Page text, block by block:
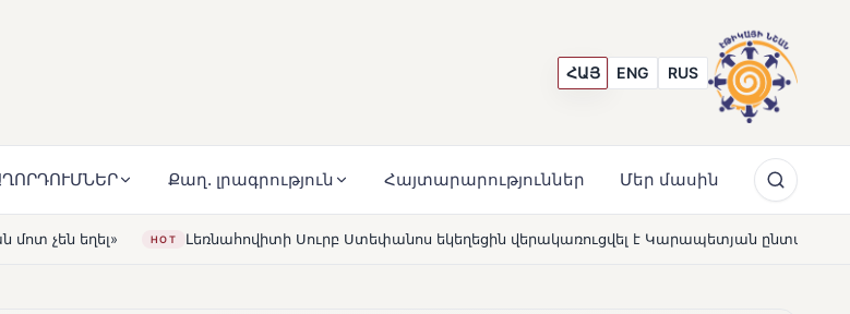
ՀԱՅ ENG RUS
Քաղ. լրագրություն Հայտարարություններ Մեր մասին
Լեռնահովիտի Սուրբ Ստեփանոս եկեղեցին վերակառուցվել է Կարապետյան ընտանիքի մեկենասությամբ